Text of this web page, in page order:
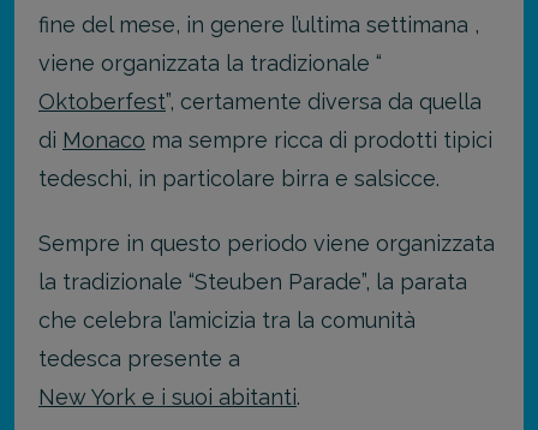
fine del mese, in genere l’ultima settimana ,
viene organizzata la tradizionale “
Oktoberfest”, certamente diversa da quella
di Monaco ma sempre ricca di prodotti tipici
tedeschi, in particolare birra e salsicce.
Sempre in questo periodo viene organizzata
la tradizionale “Steuben Parade”, la parata
che celebra l’amicizia tra la comunità
tedesca presente a
New York e i suoi abitanti.